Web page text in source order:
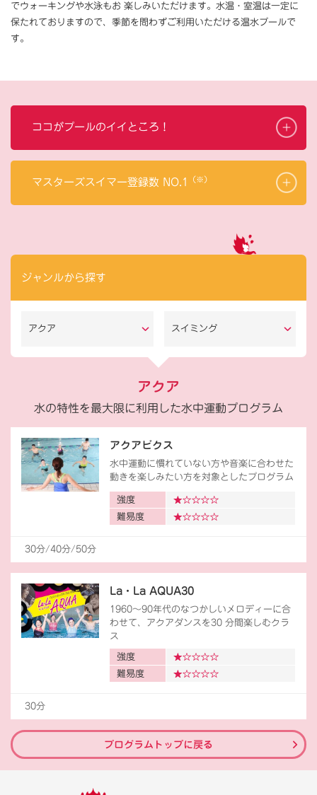
でウォーキングや水泳もお 楽しみいただけます。水温・室温は一定に
保たれておりますので、季節を問わずご利用いただける温水プールで
す。
ココがプールのイイところ！
マスターズスイマー登録数 NO.1 （※）
ジャンルから探す
アクア スイミング
アクア
水の特性を最大限に利用した水中運動プログラム
アクアビクス
水中運動に慣れていない方や音楽に合わせた
動きを楽しみたい方を対象としたプログラム
強度
難易度
30分/40分/50分
La・La AQUA30
1960～90年代のなつかしいメロディーに合
わせて、アクアダンスを30 分間楽しむクラ
ス
強度
難易度
30分
プログラムトップに戻る